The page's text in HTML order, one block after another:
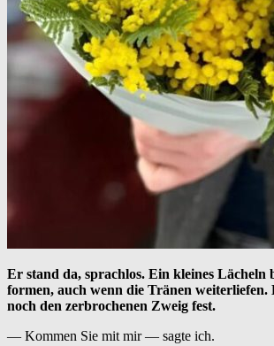
Er stand da, sprachlos. Ein kleines Lächeln
formen, auch wenn die Tränen
noch den zerbrochenen Zweig fest.
— Kommen Sie mit mir — sagte ich.